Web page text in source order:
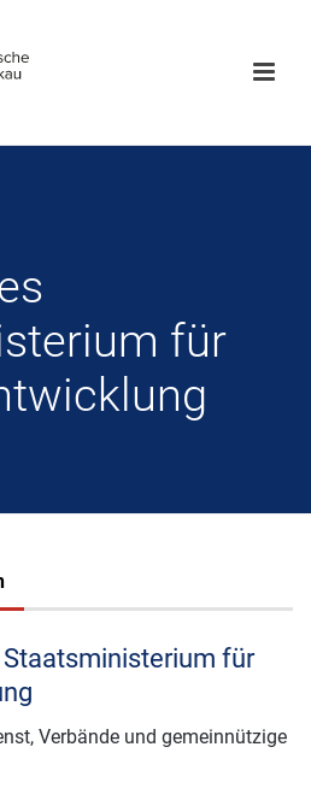
für
für
Verbände und gemeinnützige